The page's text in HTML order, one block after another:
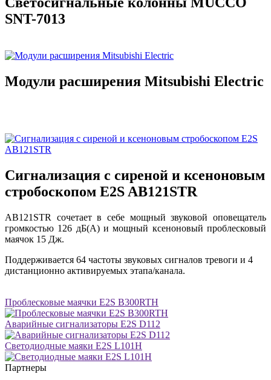
SNT-7013
Модули расширения Mitsubishi Electric
Сигнализация с сиреной и ксеноновым
стробоскопом E2S AB121STR
AB121STR сочетает в себе мощный звуковой оповещатель
громкостью 126 дБ(A) и мощный ксеноновый проблесковый
маячок 15 Дж.
Поддерживается 64 частоты звуковых сигналов тревоги и 4
дистанционно активируемых этапа/канала.
Проблесковые маячки E2S B300RTH
Аварийные сигнализаторы E2S D112
Светодиодные маяки E2S L101H
Партнеры